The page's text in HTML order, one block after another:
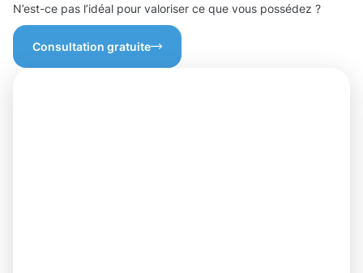
N’est-ce pas l’idéal pour valoriser ce que vous possédez ?
Consultation gratuite